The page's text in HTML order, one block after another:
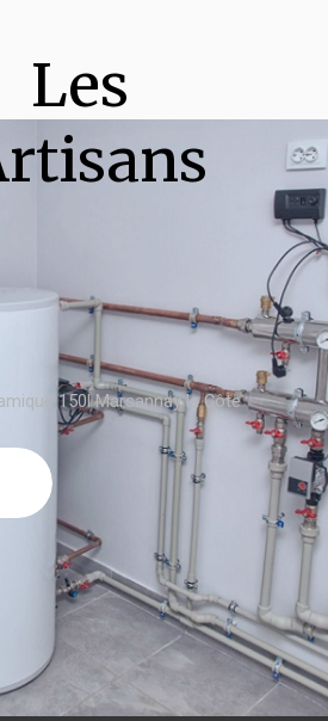
Les
150l Marsannay la Côte